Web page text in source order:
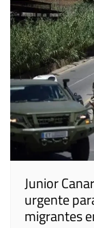
Junior
urgente
migrantes